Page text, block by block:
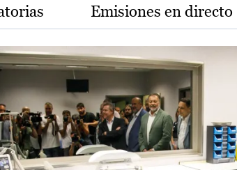
Emisiones en directo